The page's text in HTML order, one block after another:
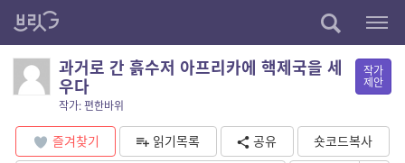
과거로 간 흙수저 아프리카에 핵제국을 세
우다
작가: 편한바위
작가
제안
즐겨찾기 읽기목록 공유
숏코드복사